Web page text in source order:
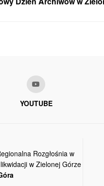
YOUTUBE
Rozgłośnia w
w Zielonej Górze